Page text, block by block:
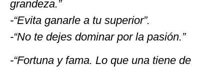
grandeza.”
-“Evita ganarle a tu superior”.
-“No te dejes dominar por la pasión.”
-“Fortuna y fama. Lo que una tiene de